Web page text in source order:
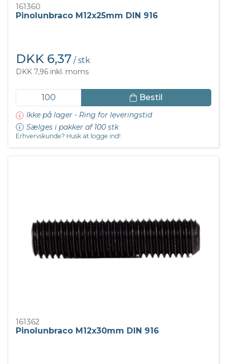
161360
Pinolunbraco M12x25mm DIN 916
DKK 6,37 / stk
DKK 7,96 inkl. moms
Bestil
Ikke på lager - Ring for leveringstid
Sælges i pakker af 100 stk
Erhvervskunde? Husk at logge ind!
161362
Pinolunbraco M12x30mm DIN 916